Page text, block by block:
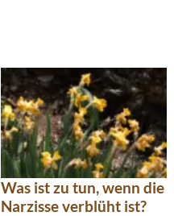
Was ist zu tun, wenn die
Narzisse verblüht ist?